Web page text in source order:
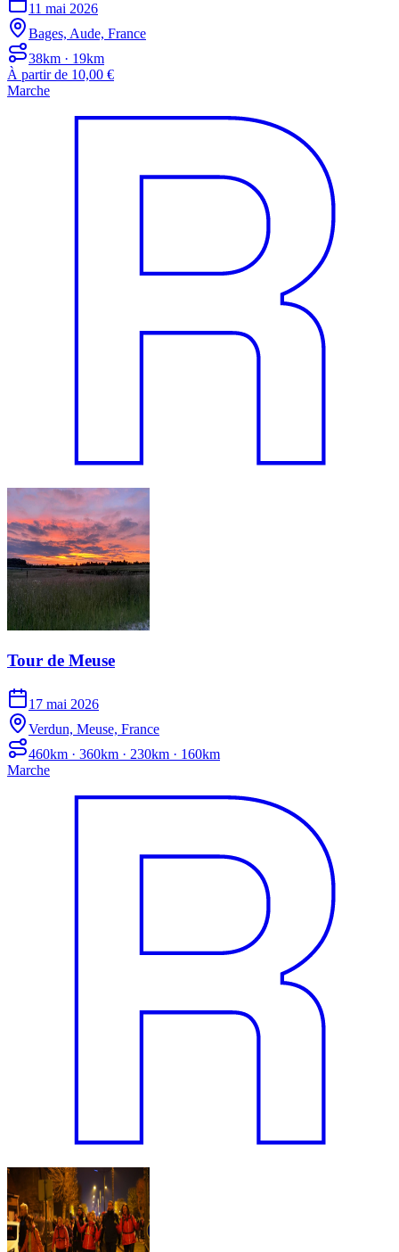
11 mai 2026
Bages, Aude, France
38km · 19km
À partir de 10,00 €
Marche
Tour de Meuse
17 mai 2026
Verdun, Meuse, France
460km · 360km · 230km · 160km
Marche